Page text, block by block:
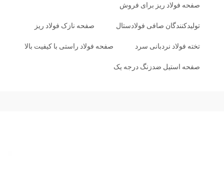
صفحه فولاد ریز برای فروش
تولیدکنندگان صافی فولادستال صفحه نازک فولاد ریز
تخته فولاد نردبانی سرد صفحه فولاد راستی با کیفیت بالا
صفحه استیل ضدزنگ درجه یک